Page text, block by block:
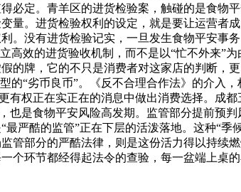
必定。青羊区的进货检验案，触碰的是食物
量。进货检验权利的设定，就是要让运营
没有进货检验记实，一旦发生食物平安事
效的进货验收机制，而不是以“忙不外来”
牌，它的不只是消费者对这家店的判断，
“劣币良币”。《反不合理合作法》的介入
权正在实正在的消息中做出消费选择。成
是食物平安风险高发期。监管部分提前预
严酷的监管”正在下层的活泼落地。这种“季
管部分的严酷法律，则是这份活力得以持续
个环节都经得起法令的查验，每一盆端上桌